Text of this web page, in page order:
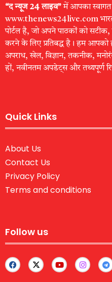
“द न्यूज 24 लाइव”में आपका
www.thenews24live.com भारत
पोर्टल है, जो अपने पाठकों को सटीक,
करने के लिए प्रतिबद्ध है। हम आपको
अपराध, खेल, विज्ञान, तकनीक,
हों, नवीनतम अपडेट्स और तथ्यपूर्ण
Quick Links
About Us
Contact Us
Privacy Policy
Terms and conditions
Follow us